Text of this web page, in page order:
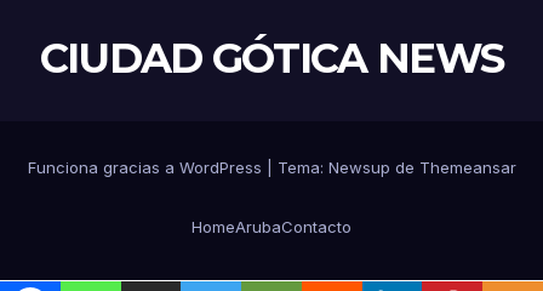
CIUDAD GÓTICA NEWS
Funciona gracias a WordPress Tema: Newsup de Themeansar
HomeArubaContacto